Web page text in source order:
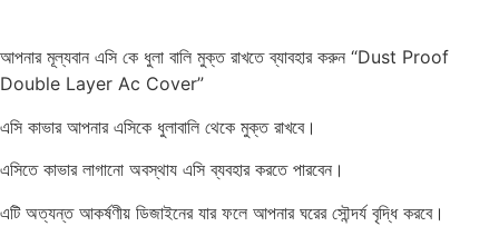
আপনার মূল্যবান এসি কে ধুলা বালি মুক্ত রাখতে ব্যাবহার করুন “Dust Proof
Double Layer Ac Cover”
এসি কাভার আপনার এসিকে ধুলাবালি থেকে মুক্ত রাখবে।
এসিতে কাভার লাগানো অবস্থায এসি ব্যবহার করতে পারবেন।
এটি অত্যন্ত আকর্ষণীয় ডিজাইনের যার ফলে আপনার ঘরের সৌন্দর্য বৃদ্ধি করবে।